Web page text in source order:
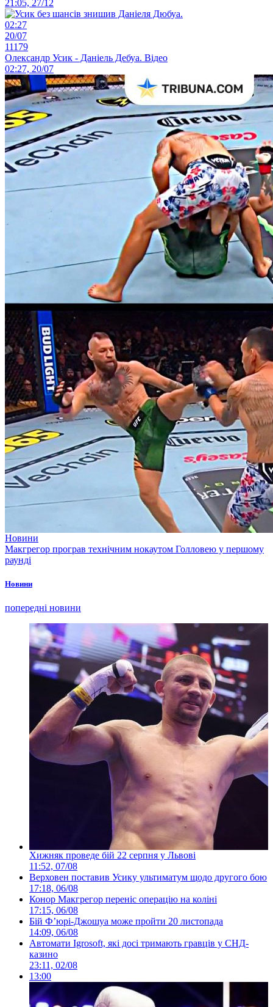
21:05, 27/12
02:27
20/07
11179
Олександр Усик - Даніель Дебуа. Відео
02:27, 20/07
Новини
Макгрегор програв технічним нокаутом Голловею у першому
раунді
Новини
попередні новини
Хижняк проведе бій 22 серпня у Львові
11:52, 07/08
Верховен поставив Усику ультиматум щодо другого бою
17:18, 06/08
Конор Макгрегор переніс операцію на коліні
17:15, 06/08
Бій Ф’юрі-Джошуа може пройти 20 листопада
14:09, 06/08
Автомати Igrosoft, які досі тримають гравців у СНД-
казино
23:11, 02/08
13:00